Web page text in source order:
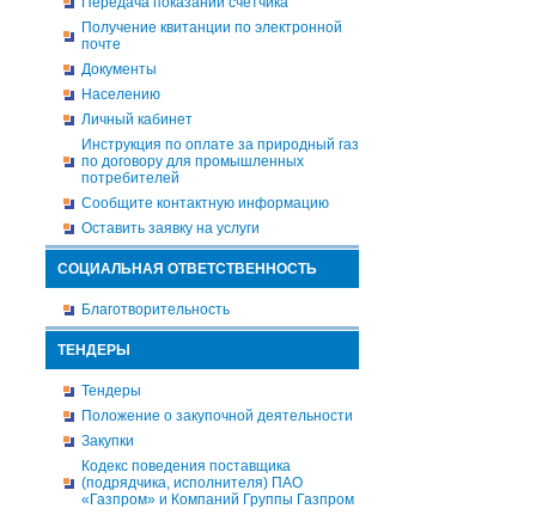
Получение квитанции по электронной
почте
Документы
Населению
Личный кабинет
Инструкция по оплате за природный газ
по договору для промышленных
потребителей
Сообщите контактную информацию
Оставить заявку на услуги
СОЦИАЛЬНАЯ ОТВЕТСТВЕННОСТЬ
Благотворительность
ТЕНДЕРЫ
Тендеры
Положение о закупочной деятельности
Закупки
Кодекс поведения поставщика
(подрядчика, исполнителя) ПАО
«Газпром» и Компаний Группы Газпром